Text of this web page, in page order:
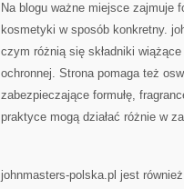
Na blogu ważne miejsce zajmuje
kosmetyki w sposób konkretny.
czym różnią się składniki
ochronnej. Strona pomaga też
zabezpieczające formułę,
praktyce mogą działać różnie w
johnmasters-polska.pl jest